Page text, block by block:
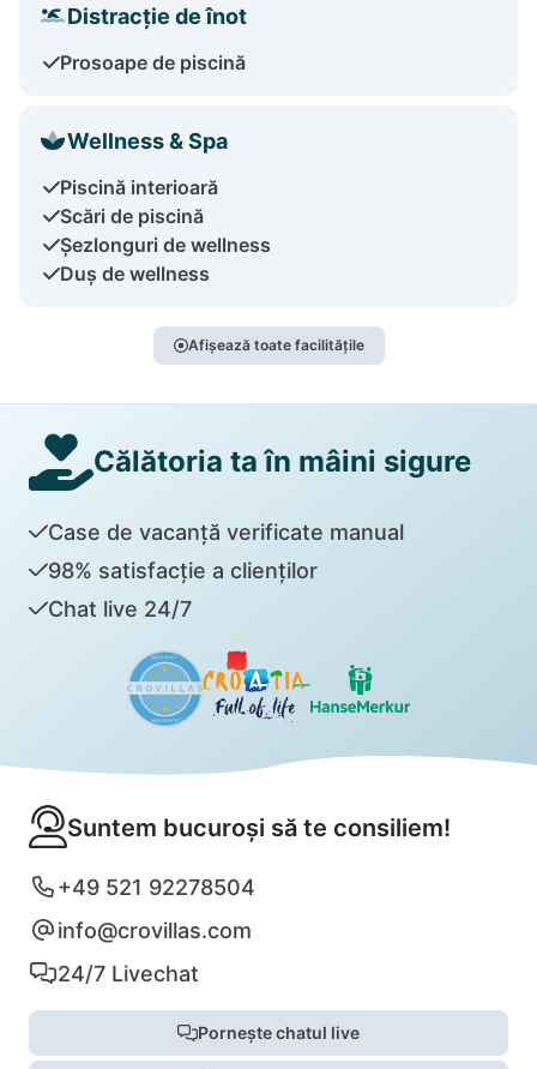
Distracție de înot
Prosoape de piscină
Wellness & Spa
Piscină interioară
Scări de piscină
Șezlonguri de wellness
Duș de wellness
Afișează toate facilitățile
Călătoria ta în mâini sigure
Case de vacanță verificate manual
98% satisfacție a clienților
Chat live 24/7
Suntem bucuroși să te consiliem!
+49 521 92278504
info@crovillas.com
24/7 Livechat
Pornește chatul live